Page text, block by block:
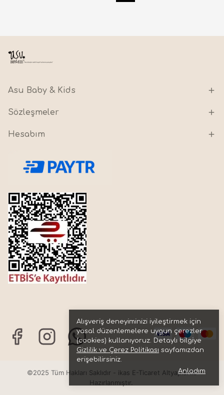
Alışveriş deneyiminizi iyileştirmek için
yasal düzenlemelere uygun çerezler
(cookies) kullanıyoruz. Detaylı bilgiye
Gizlilik ve Çerez Politikası sayfamızdan
erişebilirsiniz.
Anladım
Asu Baby & Kids
Sözleşmeler
Hesabım
©2025 Tüm Hakları Saklıdır - ikas E-Ticaret Altyapısı ile
Hazırlanmıştır.